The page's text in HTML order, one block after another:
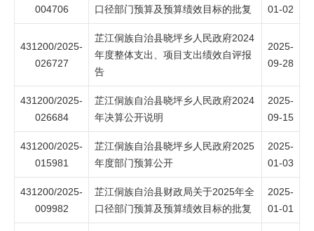
004706
口径部门预算及预算绩效目标的批复
01-02
431200/2025-
026727
芷江侗族自治县晓坪乡人民政府2024
年度整体支出、项目支出绩效自评报
告
2025-
09-28
431200/2025-
026684
芷江侗族自治县晓坪乡人民政府2024
年决算公开说明
2025-
09-15
431200/2025-
015981
芷江侗族自治县晓坪乡人民政府2025
年度部门预算公开
2025-
01-03
431200/2025-
009982
芷江侗族自治县财政局关于2025年全
口径部门预算及预算绩效目标的批复
2025-
01-01